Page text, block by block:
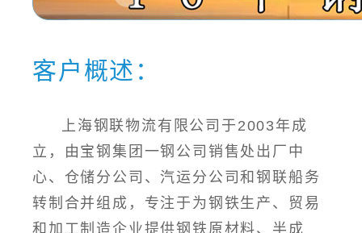
客户概述：
上海钢联物流有限公司于2003年成
立，由宝钢集团一钢公司销售处出厂中
心、仓储分公司、汽运分公司和钢联船务
转制合并组成，专注于为钢铁生产、贸易
和加工制造企业提供钢铁原材料、半成